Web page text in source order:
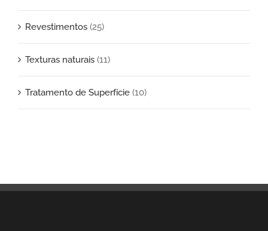
Revestimentos (25)
Texturas naturais (11)
Tratamento de Superfície (10)